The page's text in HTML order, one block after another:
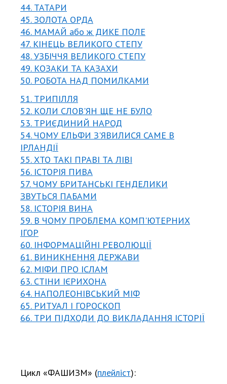
44. ТАТАРИ
45. ЗОЛОТА ОРДА
46. МАМАЙ або ж ДИКЕ ПОЛЕ
47. КІНЕЦЬ ВЕЛИКОГО СТЕПУ
48. УЗБІЧЧЯ ВЕЛИКОГО СТЕПУ
49. КОЗАКИ ТА КАЗАХИ
50. РОБОТА НАД ПОМИЛКАМИ
51. ТРИПІЛЛЯ
52. КОЛИ СЛОВ'ЯН ЩЕ НЕ БУЛО
53. ТРИЄДИНИЙ НАРОД
54. ЧОМУ ЕЛЬФИ З'ЯВИЛИСЯ САМЕ В
ІРЛАНДІЇ
55. ХТО ТАКІ ПРАВІ ТА ЛІВІ
56. ІСТОРІЯ ПИВА
57. ЧОМУ БРИТАНСЬКІ ГЕНДЕЛИКИ
ЗВУТЬСЯ ПАБАМИ
58. ІСТОРІЯ ВИНА
59. В ЧОМУ ПРОБЛЕМА КОМП'ЮТЕРНИХ
ІГОР
60. ІНФОРМАЦІЙНІ РЕВОЛЮЦІЇ
61. ВИНИКНЕННЯ ДЕРЖАВИ
62. МІФИ ПРО ІСЛАМ
63. СТІНИ ІЄРИХОНА
64. НАПОЛЕОНІВСЬКИЙ МІФ
65. РИТУАЛ І ГОРОСКОП
66. ТРИ ПІДХОДИ ДО ВИКЛАДАННЯ ІСТОРІЇ
Цикл «ФАШИЗМ» (плейліст):